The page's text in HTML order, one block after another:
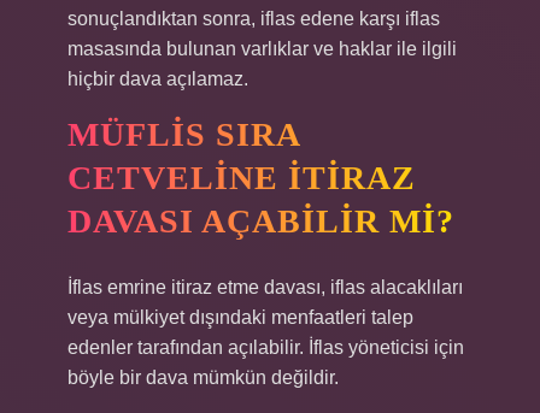
sonuçlandıktan sonra, iflas edene karşı iflas
masasında bulunan varlıklar ve haklar ile ilgili
hiçbir dava açılamaz.
MÜFLIS SIRA
CETVELINE ITIRAZ
DAVASI AÇABILIR MI?
İflas emrine itiraz etme davası, iflas alacaklıları
veya mülkiyet dışındaki menfaatleri talep
edenler tarafından açılabilir. İflas yöneticisi için
böyle bir dava mümkün değildir.